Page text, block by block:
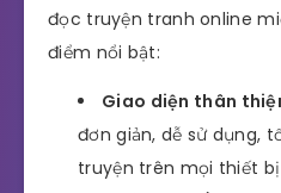
đọc truyện tranh online
điểm nổi bật:
Giao diện thân
đơn giản, dễ sử dụng,
truyện trên mọi thiết